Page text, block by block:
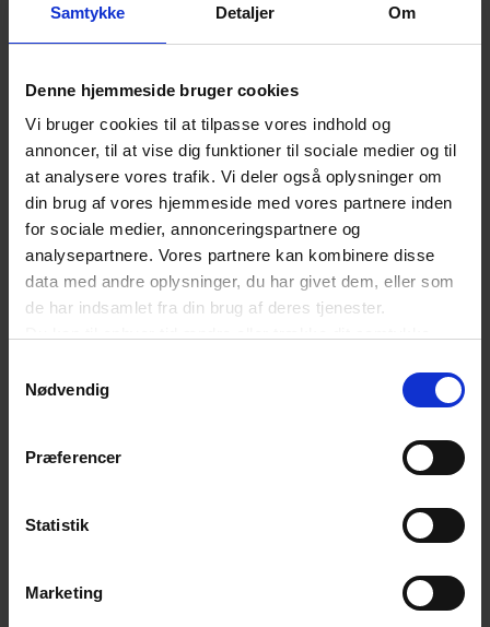
Samtykke Detaljer Om
Denne hjemmeside bruger cookies
Vi bruger cookies til at tilpasse vores indhold og
annoncer, til at vise dig funktioner til sociale medier og til
at analysere vores trafik. Vi deler også oplysninger om
din brug af vores hjemmeside med vores partnere inden
for sociale medier, annonceringspartnere og
analysepartnere. Vores partnere kan kombinere disse
data med andre oplysninger, du har givet dem, eller som
de har indsamlet fra din brug af deres tjenester.
hjørne på websitet.
Nødvendig
Præferencer
Statistik
Marketing
kan narre nogle mennesker hele tiden, alle
mennesker lidt af tiden, men ikke alle mennesker
hele tiden.
”Temu får virkelig mange dårlige
brugeranmeldelser, og samtidig viser flere
undersøgelser, der bliver omtalt i mange medier,
at store dele af deres produkter er farlige. På et
tidspunkt tror jeg, at den kombination vil få en
mener han.
”Jeg oplever, at politikerne er ved at indse
problemet. Det skyldes i høj grad, at advarslen
kommer fra både private virksomheder,